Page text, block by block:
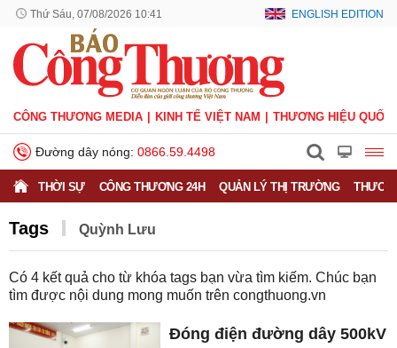
Thứ Sáu, 07/08/2026 10:41 ENGLISH EDITION
CÔNG THƯƠNG MEDIA KINH TẾ VIỆT NAM THƯƠNG HIỆU QUỐC
Đường dây nóng: 0866.59.4498
THỜI SỰ CÔNG THƯƠNG 24H QUẢN LÝ THỊ TRƯỜNG
Tags Quỳnh Lưu
Có 4 kết quả cho từ khóa tags bạn vừa tìm kiếm. Chúc bạn
tìm được nội dung mong muốn trên congthuong.vn
Đóng điện đường dây 500kV